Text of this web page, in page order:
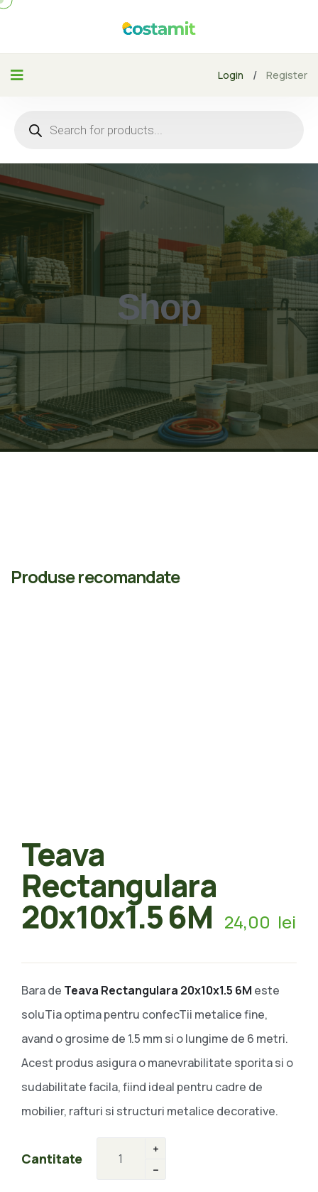
Login / Register
Shop
Teava
Rectangulara
20x10x1.5 6M 24,00 lei
Bara de Teava Rectangulara 20x10x1.5 6M este
soluTia optima pentru confecTii metalice fine,
avand o grosime de 1.5 mm si o lungime de 6 metri.
Acest produs asigura o manevrabilitate sporita si o
sudabilitate facila, fiind ideal pentru cadre de
mobilier, rafturi si structuri metalice decorative.
Cantitate
Produse recomandate